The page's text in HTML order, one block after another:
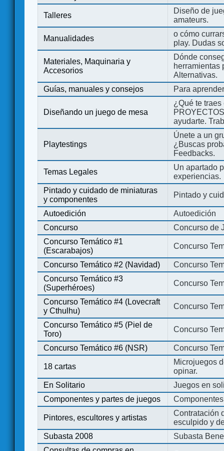
Talleres
Diseño de
amateurs.
Manualidades
o cómo
play. Dudas
Materiales, Maquinaria y
Accesorios
Dónde
herramientas
Alternativas.
Guías, manuales y consejos
Para
Diseñando un juego de mesa
¿Qué te
ayudarte.
Playtestings
Únete a un
¿Buscas
Feedbacks.
Temas Legales
Un apartado
experiencias.
Pintado y cuidado de miniaturas
y componentes
Pintado y
Autoedición
Autoedición
Concurso
Concurso de
Concurso Temático #1
(Escarabajos)
Concurso
Concurso Temático #2 (Navidad)
Concurso
Concurso Temático #3
(Superhéroes)
Concurso
Concurso Temático #4 (Lovecraft
y Cthulhu)
Concurso
Concurso Temático #5 (Piel de
Toro)
Concurso
Concurso Temático #6 (NSR) Concurso
18 cartas
Microjuegos
opinar.
En Solitario
Juegos en
Componentes y partes de juegos
Pintores, escultores y artistas
Contratación
esculpido y
Subasta 2008
Subasta